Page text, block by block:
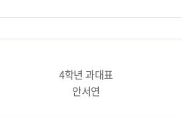
4학년 과대표
안서연